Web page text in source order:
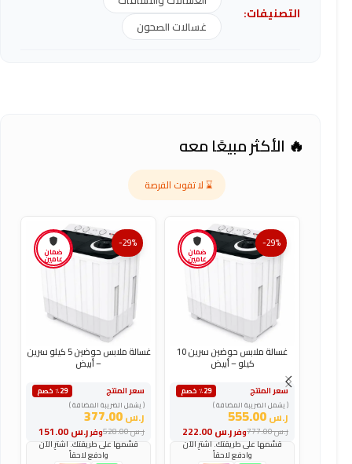
التصنيفات:
غسالات الصحون
🔥 الأكثر مبيعًا معه
⌛ لا تفوت الفرصة
ضمان
عامين
-29%
غسالة ملابس حوضين سرين 10
كيلو – أبيض
سعر المنتج
٪29 خصم
( يشمل الضريبة المضافة )
ر.س555.00
وفرر.س ر.س777.00
قسّمها على طريقتك. اشترِ الآن
وادفع لاحقاً
ضمان
عامين
-29%
غسالة ملابس حوضين 5 كيلو سرين
– أبيض
سعر المنتج
٪29 خصم
( يشمل الضريبة المضافة )
ر.س377.00
وفرر.س ر.س528.00
قسّمها على طريقتك. اشترِ الآن
وادفع لاحقاً